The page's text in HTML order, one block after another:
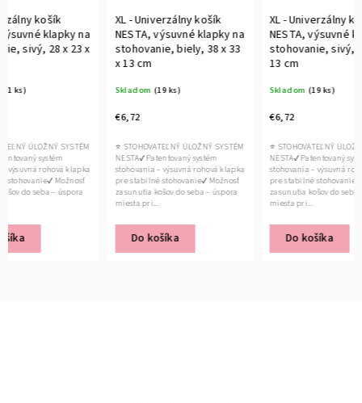
na
x 23 x
SYSTÉM
klapka
úspora
XL - Univerzálny košík
NESTA, výsuvné klapky na
stohovanie, biely, 38 x 33
(19 ks)
⭐ STOHOVATEĽNÝ ÚLOŽNÝ SYSTÉM
NESTA✔ Patentovaný systém
stohovania – výsuvná rohová klapka
pre stabilné stohovanie✔ Možnosť
zasunutia košov do seba – úspora
XL - Univerzálny košík
NESTA, výsuvné klapky na
stohovanie, sivý, 38 x 33 x
(19 ks)
⭐ STOHOVATEĽNÝ ÚLOŽNÝ SYSTÉM
NESTA✔ Patentovaný systém
stohovania – výsuvná rohová klapka
pre stabilné stohovanie✔ Možnosť
zasunutia košov do seba – úspora